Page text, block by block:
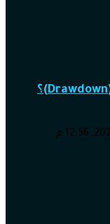
ما هو السحب من رأس المال (Drawdown)؟